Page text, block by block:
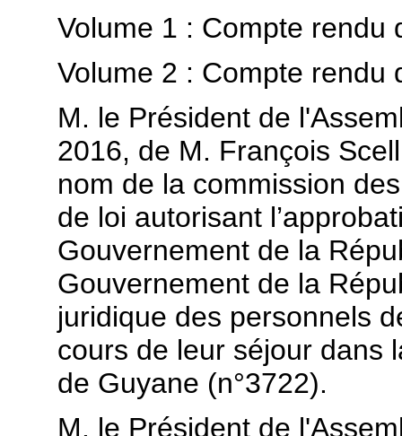
Volume 1 : Compte rendu
Volume 2 : Compte rendu
M. le Président de
2016, de M. François
nom de la commission
de loi autorisant
Gouvernement de la
Gouvernement de la
juridique des personnels
cours de leur séjour dans
de Guyane (n°3722).
M. le Président de